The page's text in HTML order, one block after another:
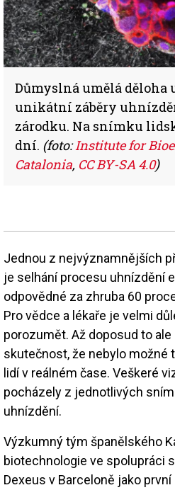
Důmyslná umělá
unikátní záběry
zárodku. Na snímku
dní. (foto:Institute for
Catalonia, CC BY-SA 4.0)
Jednou z nejvýznamnějších
je selhání procesu uhnízdění
odpovědné za zhruba 60
Pro vědce a lékaře je velmi
porozumět. Až doposud to ale
skutečnost, že nebylo možné
lidí v reálném čase. Veškeré
pocházely z jednotlivých
uhnízdění.
Výzkumný tým španělského
biotechnologie ve spolupráci
Dexeus v Barceloně jako